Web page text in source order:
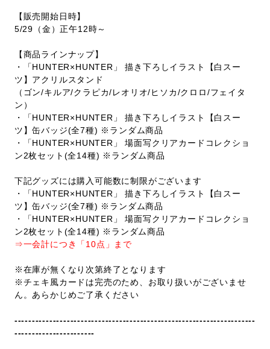
【販売開始日時】
5/29（金）正午12時～
【商品ラインナップ】
・「HUNTER×HUNTER」 描き下ろしイラスト【白スー
ツ】アクリルスタンド
（ゴン/キルア/クラピカ/レオリオ/ヒソカ/クロロ/フェイタ
ン）
・「HUNTER×HUNTER」 描き下ろしイラスト【白スー
ツ】缶バッジ(全7種) ※ランダム商品
・「HUNTER×HUNTER」 場面写クリアカードコレクショ
ン2枚セット(全14種) ※ランダム商品
下記グッズには購入可能数に制限がございます
・「HUNTER×HUNTER」 描き下ろしイラスト【白スー
ツ】缶バッジ(全7種) ※ランダム商品
・「HUNTER×HUNTER」 場面写クリアカードコレクショ
ン2枚セット(全14種) ※ランダム商品
⇒一会計につき「10点」まで
※在庫が無くなり次第終了となります
※チェキ風カードは完売のため、お取り扱いがございませ
ん。あらかじめご了承ください
---------------------------------------------------------------------
-----------------------